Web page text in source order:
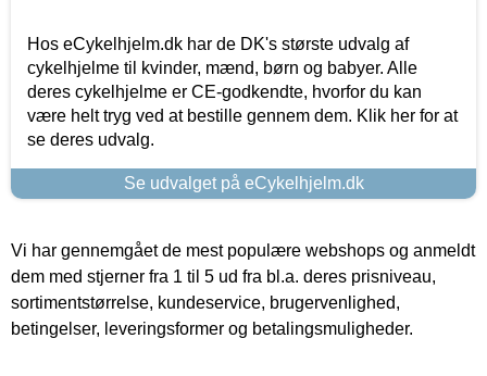
Hos eCykelhjelm.dk har de DK's største udvalg af
cykelhjelme til kvinder, mænd, børn og babyer. Alle
deres cykelhjelme er CE-godkendte, hvorfor du kan
være helt tryg ved at bestille gennem dem. Klik her for at
se deres udvalg.
Se udvalget på eCykelhjelm.dk
Vi har gennemgået de mest populære webshops og anmeldt
dem med stjerner fra 1 til 5 ud fra bl.a. deres prisniveau,
sortimentstørrelse, kundeservice, brugervenlighed,
betingelser, leveringsformer og betalingsmuligheder.